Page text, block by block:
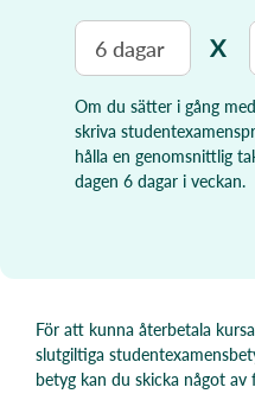
6 dagar X
Om du sätter i gång
skriva
hålla en genomsnittlig
dagen 6 dagar i veckan.
För att kunna återbetala
slutgiltiga
betyg kan du skicka något av